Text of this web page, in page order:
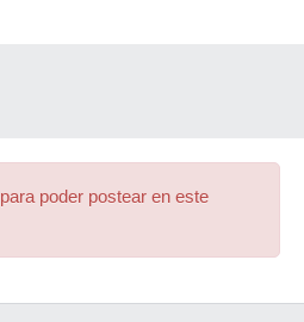
para poder postear en este